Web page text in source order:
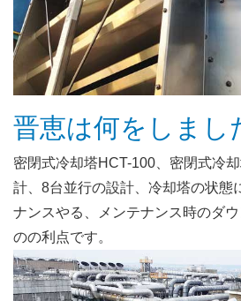
晋恵は何をしまし
密閉式冷却塔HCT-100、密閉式冷
計、8台並行の設計、冷却塔の状態
ナンスやる、メンテナンス時のダ
のの利点です。